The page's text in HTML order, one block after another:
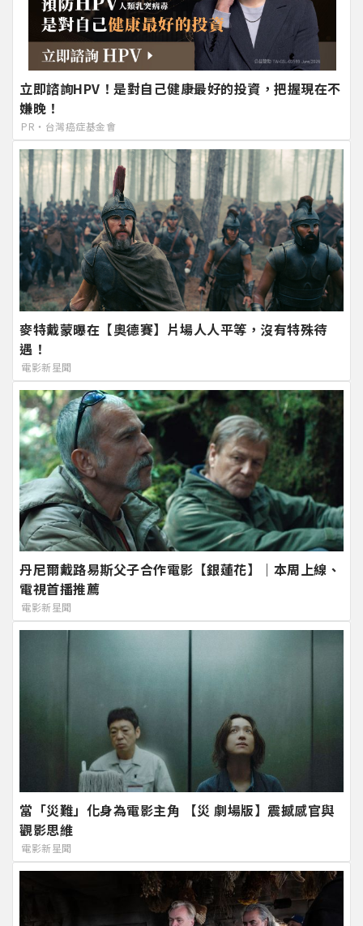
立即諮詢HPV！是對自己健康最好的投資，把握現在不
嫌晚！
PR・台灣癌症基金會
麥特戴蒙曝在【奧德賽】片場人人平等，沒有特殊待
遇！
電影新星聞
丹尼爾戴路易斯父子合作電影【銀蓮花】｜本周上線、
電視首播推薦
電影新星聞
當「災難」化身為電影主角 【災 劇場版】震撼感官與
觀影思維
電影新星聞